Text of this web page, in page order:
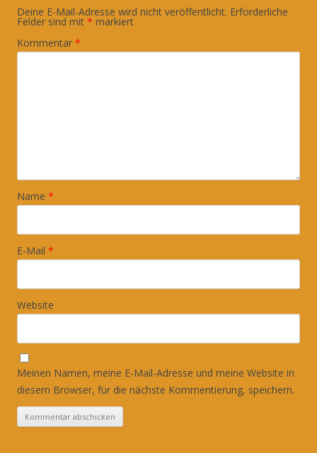
Deine E-Mail-Adresse wird nicht veröffentlicht. Erforderliche
Felder sind mit * markiert
Kommentar *
Name *
E-Mail *
Website
Meinen Namen, meine E-Mail-Adresse und meine Website in
diesem Browser, für die nächste Kommentierung, speichern.